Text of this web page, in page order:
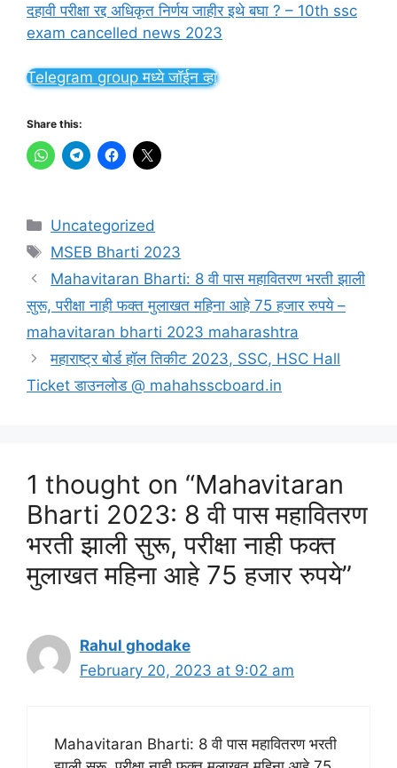
दहावी परीक्षा रद्द अधिकृत निर्णय जाहीर इथे बघा ? – 10th ssc
exam cancelled news 2023
Telegram group मध्ये जॉईन व्हा
Share this:
Categories
Uncategorized
Tags
MSEB Bharti 2023
Mahavitaran Bharti: 8 वी पास महावितरण भरती झाली
सुरू, परीक्षा नाही फक्त मुलाखत महिना आहे 75 हजार रुपये –
mahavitaran bharti 2023 maharashtra
महाराष्ट्र बोर्ड हॉल तिकीट 2023, SSC, HSC Hall
Ticket डाउनलोड @ mahahsscboard.in
1 thought on “Mahavitaran
Bharti 2023: 8 वी पास महावितरण
भरती झाली सुरू, परीक्षा नाही फक्त
मुलाखत महिना आहे 75 हजार रुपये”
Rahul ghodake
February 20, 2023 at 9:02 am
Mahavitaran Bharti: 8 वी पास महावितरण भरती